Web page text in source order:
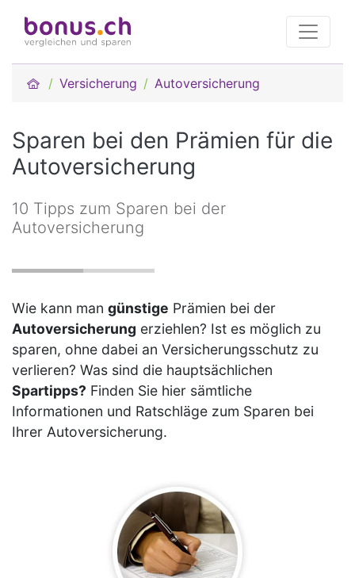
Versicherung Autoversicherung
Sparen bei den Prämien für die
Autoversicherung
10 Tipps zum Sparen bei der
Autoversicherung
Wie kann man günstige Prämien bei der
Autoversicherung erziehlen? Ist es möglich zu
sparen, ohne dabei an Versicherungsschutz zu
verlieren? Was sind die hauptsächlichen
Spartipps? Finden Sie hier sämtliche
Informationen und Ratschläge zum Sparen bei
Ihrer Autoversicherung.